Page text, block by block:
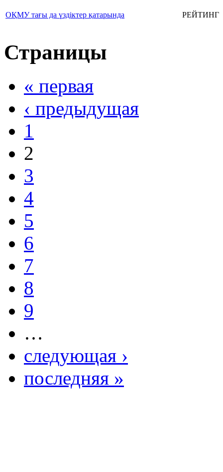
ОҚМУ тағы да үздіктер қатарында РЕЙТИНГ
Страницы
« первая
‹ предыдущая
1
2
3
4
5
6
7
8
9
…
следующая ›
последняя »